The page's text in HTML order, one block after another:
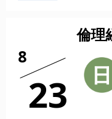
倫理
8
23